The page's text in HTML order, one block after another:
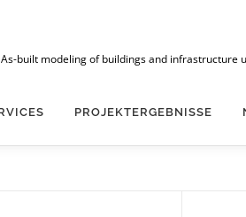
built modeling of buildings and infrastructure
PROJEKTERGEBNISSE